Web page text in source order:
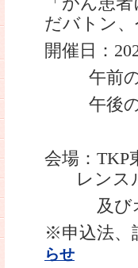
だバトン
開催日：
午前
午後
会場： TKP
レンス
及びオ
※申込法
らせ